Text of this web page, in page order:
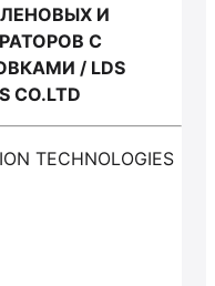
И
С
/ LDS
CO.LTD
TECHNOLOGIES